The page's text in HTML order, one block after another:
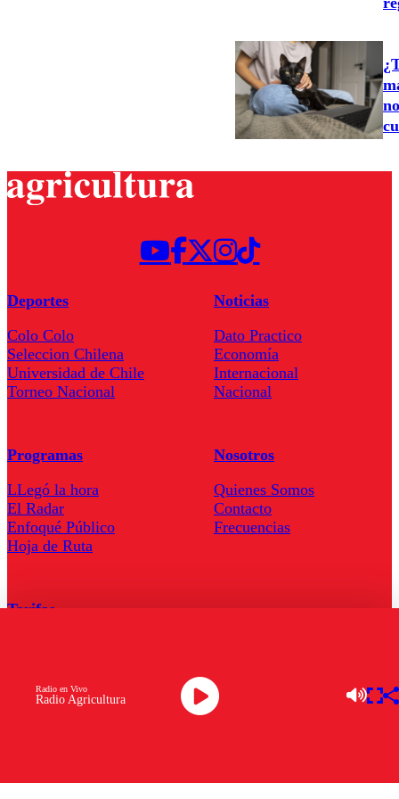
Radio Agricultura
Radio en Vivo
Deportes
Colo Colo
Seleccion Chilena
Universidad de Chile
Torneo Nacional
Noticias
Dato Practico
Economía
Internacional
Nacional
Programas
LLegó la hora
El Radar
Enfoqué Público
Hoja de Ruta
Nosotros
Quienes Somos
Contacto
Frecuencias
Tarifas
Descarga la APP